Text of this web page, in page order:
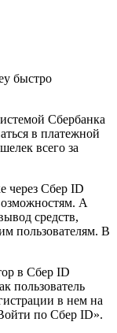
Сбербанка
в платежной
всего за
через Сбер ID
А
средств,
пользователям. В
в Сбер ID
пользователь
в нем на
по Сбер ID».